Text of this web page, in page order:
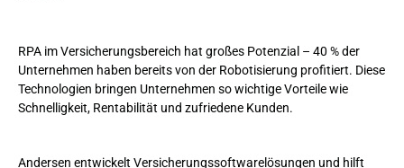
RPA im Versicherungsbereich hat großes Potenzial – 40 % der
Unternehmen haben bereits von der Robotisierung profitiert. Diese
Technologien bringen Unternehmen so wichtige Vorteile wie
Schnelligkeit, Rentabilität und zufriedene Kunden.
Andersen entwickelt Versicherungssoftwarelösungen und hilft